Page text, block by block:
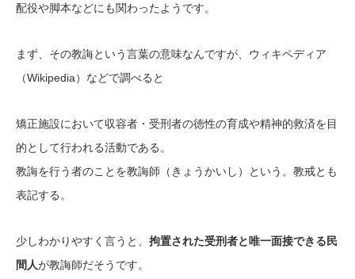
配役や脚本などにも関わったようです。
まず、その教誨という言葉の意味なんですが、ウィキペディア
（Wikipedia）などで調べると
矯正施設において収容者・受刑者の徳性の育成や精神的救済を目
的として行われる活動である。
教誨を行う者のことを教誨師（きょうかいし）という。教戒とも
表記する。
少しわかりやすく言うと、 拘置された受刑者と唯一面接できる民
間人が教誨師だそうです。